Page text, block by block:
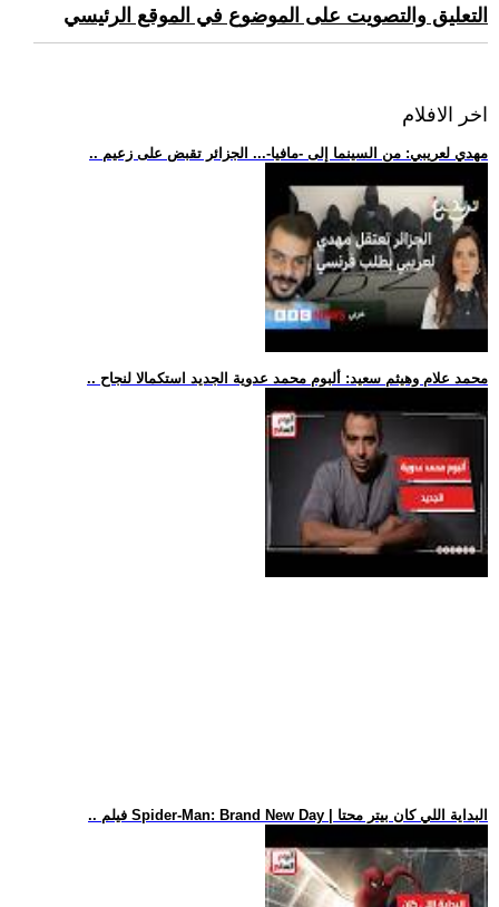
التعليق والتصويت على الموضوع في الموقع الرئيسي
اخر الافلام
.. مهدي لعريبي: من السينما إلى -مافيا-... الجزائر تقبض على زعيم
.. محمد علام وهيثم سعيد: ألبوم محمد عدوية الجديد استكمالا لنجاح
.. فيلم Spider-Man: Brand New Day | البداية اللي كان بيتر محتا